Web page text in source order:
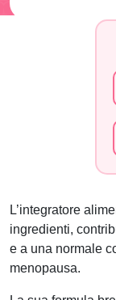
L’integratore
ingredienti,
e a una normale
menopausa.